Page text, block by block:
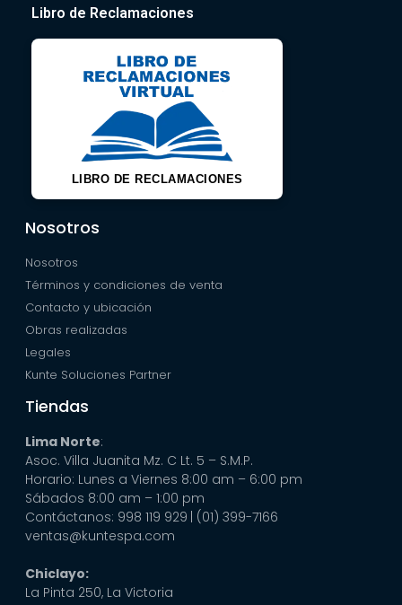
Libro de Reclamaciones
LIBRO DE RECLAMACIONES
Nosotros
Nosotros
Términos y condiciones de venta
Contacto y ubicación
Obras realizadas
Legales
Kunte Soluciones Partner
Tiendas
Lima Norte:
Asoc. Villa Juanita Mz. C Lt. 5 – S.M.P.
Horario: Lunes a Viernes 8:00 am – 6:00 pm
Sábados 8:00 am – 1:00 pm
Contáctanos: 998 119 929 | (01) 399-7166
ventas@kuntespa.com
Chiclayo:
La Pinta 250, La Victoria